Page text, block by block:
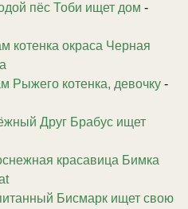
пёс Тоби ищет дом -
котенка окраса Черная
Рыжего котенка, девочку -
Друг Брабус ищет
красавица Бимка
Бисмарк ищет свою